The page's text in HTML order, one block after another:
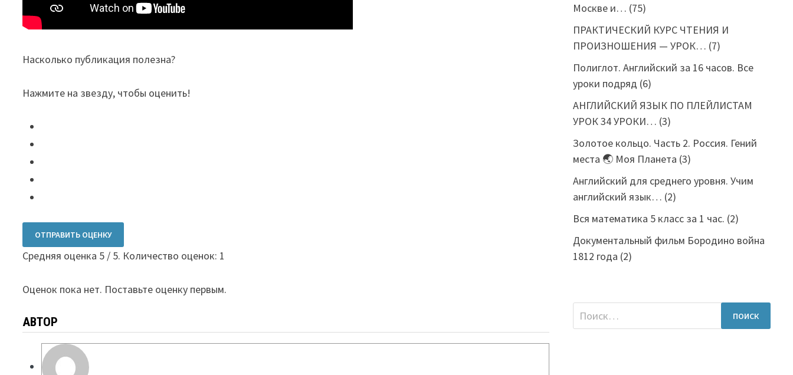
Насколько публикация полезна?
Нажмите на звезду, чтобы оценить!
ОТПРАВИТЬ ОЦЕНКУ
Средняя оценка 5 / 5. Количество оценок: 1
Оценок пока нет. Поставьте оценку первым.
АВТОР
Москве и… (75)
ПРАКТИЧЕСКИЙ КУРС ЧТЕНИЯ И
ПРОИЗНОШЕНИЯ — УРОК… (7)
Полиглот. Английский за 16 часов. Все
уроки подряд (6)
АНГЛИЙСКИЙ ЯЗЫК ПО ПЛЕЙЛИСТАМ
УРОК 34 УРОКИ… (3)
Золотое кольцо. Часть 2. Россия. Гений
места 🌏 Моя Планета (3)
Английский для среднего уровня. Учим
английский язык… (2)
Вся математика 5 класс за 1 час. (2)
Документальный фильм Бородино война
1812 года (2)
Найти: